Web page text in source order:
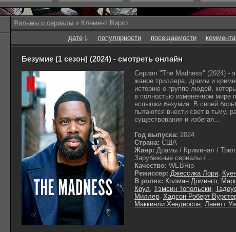
Фильмы и сериалы » Клемент Вирго
дате
популярности посещаемости
Безумие (1 сезон) (2024) - смотреть онлайн
Сериал "The Madness" (2024) -
жанре триллера, драмы и
историю о группе людей,
в полностью измененном мире
вспышки безумия. В своей
пытаются внести свет в тьму,
существования и избегая...
Год выпуска: 2024
Страна: США
Жанр: Драмы / Криминал /
Зарубежные сериалы / ..
Качество: WEBRip
Режиссер: Джессика Лори,
В ролях: Колман Доминго,
Коул, Тэмсин Топольски,
Миллер, Хадсон Роберт
Маккинли Хендерсон, Ланетт